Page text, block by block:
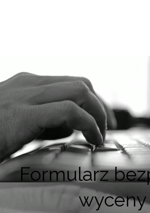
Formularz
wyceny